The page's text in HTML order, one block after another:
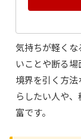
気持ちが軽く
いことや断る
境界を引く方
らしたい人や
富です。